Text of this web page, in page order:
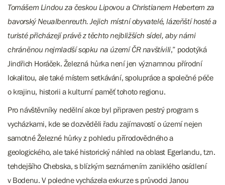
Tomášem Lindou za českou Lipovou a Christianem Hebertem za
bavorský Neualbenreuth. Jejich místní obyvatelé, lázeňští hosté a
turisté přicházejí právě z těchto nejbližších sídel, aby námi
chráněnou nejmladší sopku na území ČR navštívili,” podotýká
Jindřich Horáček. Železná hůrka není jen významnou přírodní
lokalitou, ale také místem setkávání, spolupráce a společné péče
o krajinu, historii a kulturní paměť tohoto regionu.
Pro návštěvníky nedělní akce byl připraven pestrý program s
vycházkami, kde se dozvěděli řadu zajímavostí o území nejen
samotné Železné hůrky z pohledu přírodovědného a
geologického, ale také historický náhled na oblast Egerlandu, tzn.
tehdejšího Chebska, s blízkým seznámením zaniklého osídlení
v Bodenu. V poledne vycházela exkurze s průvodci Janou